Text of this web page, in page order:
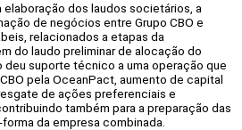
dos laudos societários, a
de negócios entre Grupo CBO e
relacionados a etapas da
do laudo preliminar de alocação do
deu suporte técnico a uma operação que
pela OceanPact, aumento de capital
de ações preferenciais e
também para a preparação das
da empresa combinada.